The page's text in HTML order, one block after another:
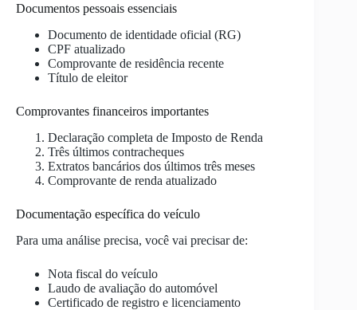
Documentos pessoais essenciais
Documento de identidade oficial (RG)
CPF atualizado
Comprovante de residência recente
Título de eleitor
Comprovantes financeiros importantes
Declaração completa de Imposto de Renda
Três últimos contracheques
Extratos bancários dos últimos três meses
Comprovante de renda atualizado
Documentação específica do veículo
Para uma análise precisa, você vai precisar de:
Nota fiscal do veículo
Laudo de avaliação do automóvel
Certificado de registro e licenciamento